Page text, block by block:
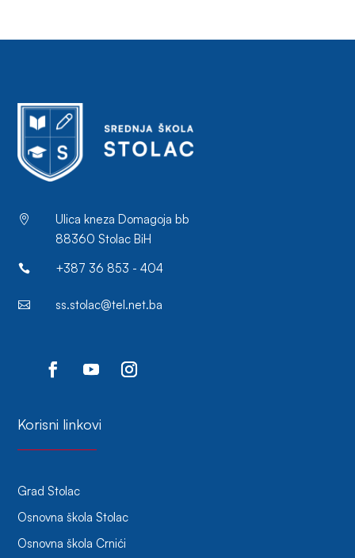

Ulica kneza Domagoja bb
88360 Stolac BiH
 +387 36 853 - 404
 ss.stolac@tel.net.ba
Korisni linkovi
Grad Stolac
Osnovna škola Stolac
Osnovna škola Crnići